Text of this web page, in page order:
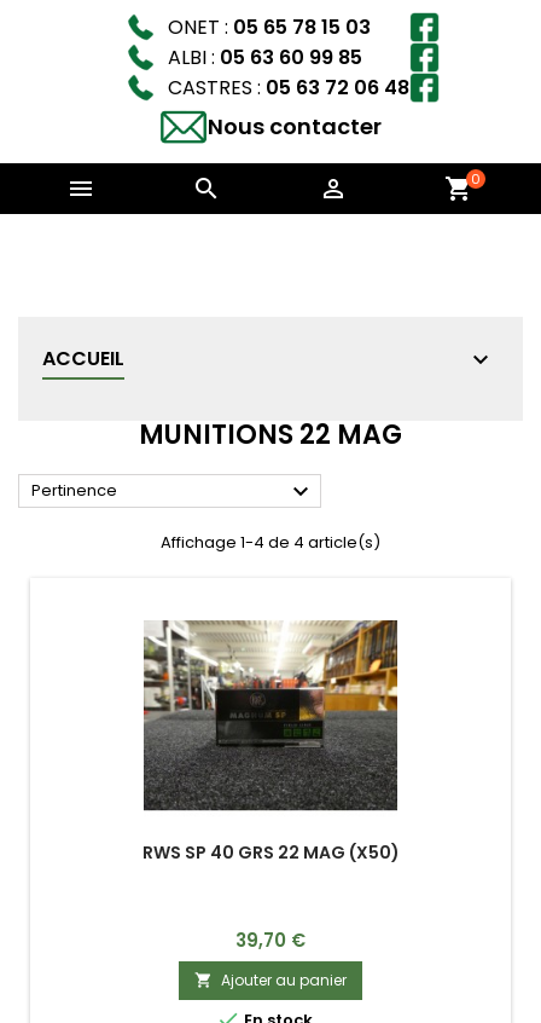
ONET : 05 65 78 15 03
ALBI : 05 63 60 99 85
CASTRES : 05 63 72 06 48
Nous contacter
   shopping_cart0
ACCUEIL
MUNITIONS 22 MAG
Pertinence 
Affichage 1-4 de 4 article(s)
RWS SP 40 GRS 22 MAG (X50)
Prix
39,70 €
 Ajouter au panier